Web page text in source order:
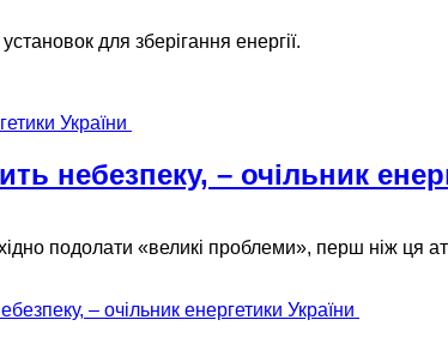
для зберігання енергії.
небезпеку, – очільник
подолати «великі проблеми», перш ніж ця
– очільник енергетики України